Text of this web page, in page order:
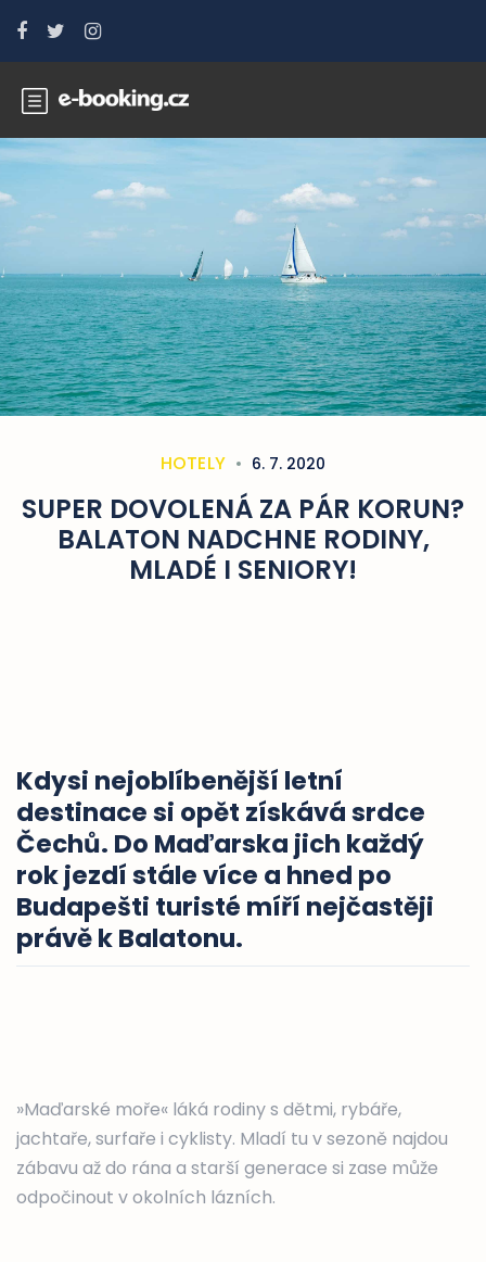
HOTELY 6. 7. 2020
SUPER DOVOLENÁ ZA PÁR KORUN?
BALATON NADCHNE RODINY,
MLADÉ I SENIORY!
Kdysi nejoblíbenější letní
destinace si opět získává srdce
Čechů. Do Maďarska jich každý
rok jezdí stále více a hned po
Budapešti turisté míří nejčastěji
právě k Balatonu.
»Maďarské moře« láká rodiny s dětmi, rybáře,
jachtaře, surfaře i cyklisty. Mladí tu v sezoně najdou
zábavu až do rána a starší generace si zase může
odpočinout v okolních lázních.